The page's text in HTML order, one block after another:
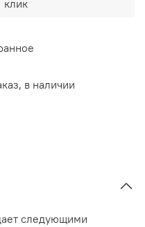
клик
в наличии
следующими